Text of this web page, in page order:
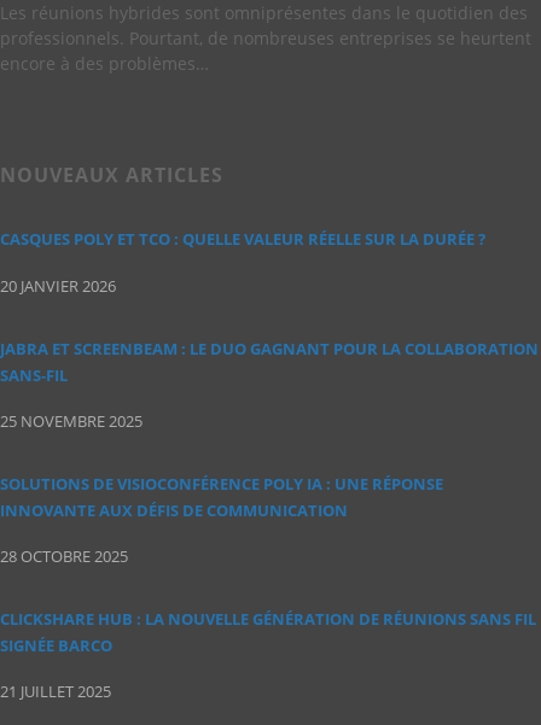
Les réunions hybrides sont omniprésentes dans le quotidien des
professionnels. Pourtant, de nombreuses entreprises se heurtent
encore à des problèmes…
NOUVEAUX ARTICLES
CASQUES POLY ET TCO : QUELLE VALEUR RÉELLE SUR LA DURÉE ?
20 JANVIER 2026
JABRA ET SCREENBEAM : LE DUO GAGNANT POUR LA COLLABORATION
SANS‑FIL
25 NOVEMBRE 2025
SOLUTIONS DE VISIOCONFÉRENCE POLY IA : UNE RÉPONSE
INNOVANTE AUX DÉFIS DE COMMUNICATION
28 OCTOBRE 2025
CLICKSHARE HUB : LA NOUVELLE GÉNÉRATION DE RÉUNIONS SANS FIL
SIGNÉE BARCO
21 JUILLET 2025